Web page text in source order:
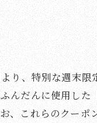
り、特別な週末
んだんに使用し
、これらのクーポ